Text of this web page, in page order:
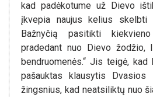
kad padėkotume už Dievo
įkvepia naujus kelius skelbti
Bažnyčią pasitikti
pradedant nuo Dievo žodžio,
bendruomenės.“ Jis teigė,
pašauktas klausytis
žingsnius, kad neatsiliktų nuo